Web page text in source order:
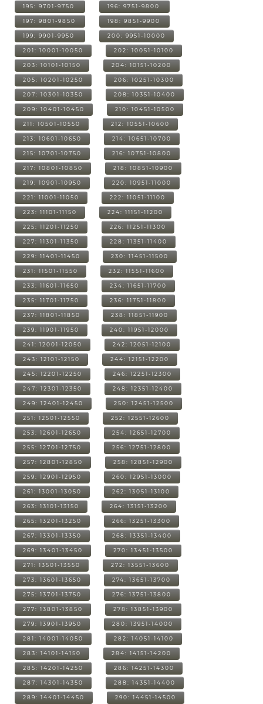
195: 9701-9750 196: 9751-9800
197: 9801-9850 198: 9851-9900
199: 9901-9950 200: 9951-10000
201: 10001-10050 202: 10051-10100
203: 10101-10150 204: 10151-10200
205: 10201-10250 206: 10251-10300
207: 10301-10350 208: 10351-10400
209: 10401-10450 210: 10451-10500
211: 10501-10550 212: 10551-10600
213: 10601-10650 214: 10651-10700
215: 10701-10750 216: 10751-10800
217: 10801-10850 218: 10851-10900
219: 10901-10950 220: 10951-11000
221: 11001-11050 222: 11051-11100
223: 11101-11150 224: 11151-11200
225: 11201-11250 226: 11251-11300
227: 11301-11350 228: 11351-11400
229: 11401-11450 230: 11451-11500
231: 11501-11550 232: 11551-11600
233: 11601-11650 234: 11651-11700
235: 11701-11750 236: 11751-11800
237: 11801-11850 238: 11851-11900
239: 11901-11950 240: 11951-12000
241: 12001-12050 242: 12051-12100
243: 12101-12150 244: 12151-12200
245: 12201-12250 246: 12251-12300
247: 12301-12350 248: 12351-12400
249: 12401-12450 250: 12451-12500
251: 12501-12550 252: 12551-12600
253: 12601-12650 254: 12651-12700
255: 12701-12750 256: 12751-12800
257: 12801-12850 258: 12851-12900
259: 12901-12950 260: 12951-13000
261: 13001-13050 262: 13051-13100
263: 13101-13150 264: 13151-13200
265: 13201-13250 266: 13251-13300
267: 13301-13350 268: 13351-13400
269: 13401-13450 270: 13451-13500
271: 13501-13550 272: 13551-13600
273: 13601-13650 274: 13651-13700
275: 13701-13750 276: 13751-13800
277: 13801-13850 278: 13851-13900
279: 13901-13950 280: 13951-14000
281: 14001-14050 282: 14051-14100
283: 14101-14150 284: 14151-14200
285: 14201-14250 286: 14251-14300
287: 14301-14350 288: 14351-14400
289: 14401-14450 290: 14451-14500